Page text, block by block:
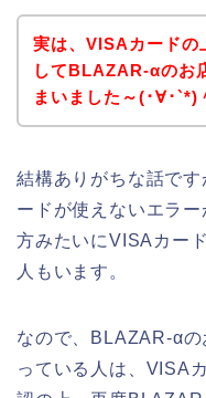
実は、VISAカードの
してBLAZAR-αのお
まいました～(･∀･`*)
結構ありがちな話で
ードが使えないエラ
方みたいにVISAカー
人もいます。
なので、BLAZAR-α
っている人は、VISA